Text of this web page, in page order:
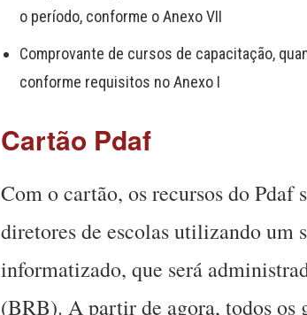
o período, conforme o Anexo VII
Comprovante de cursos de capacitação,
conforme requisitos no Anexo I
Cartão Pdaf
Com o cartão, os recursos do Pdaf
diretores de escolas utilizando um
informatizado, que será
(BRB). A partir de agora, todos os